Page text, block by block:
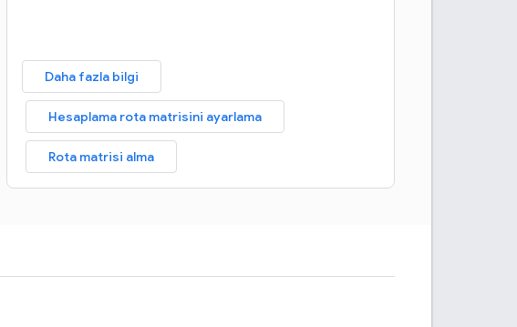
Daha fazla bilgi
Hesaplama rota matrisini ayarlama
Rota matrisi alma